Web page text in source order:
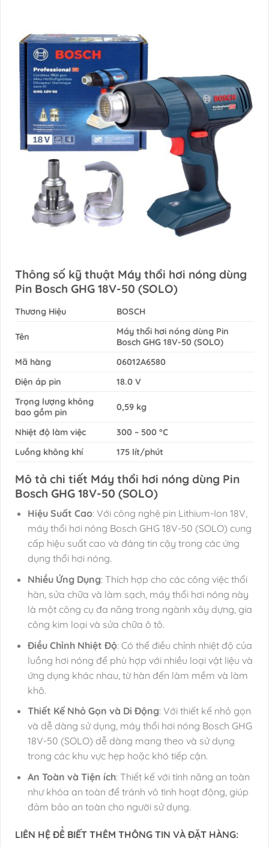
Thông số kỹ thuật Máy thổi hơi nóng dùng
Pin Bosch GHG 18V-50 (SOLO)
Thương Hiệu BOSCH
Tên
Máy thổi hơi nóng dùng Pin
Bosch GHG 18V-50 (SOLO)
Mã hàng
06012A6580
Điện áp pin
18.0 V
Trọng lượng không
bao gồm pin
0,59 kg
Nhiệt độ làm việc
300 – 500 °C
Luồng không khí
175 lít/phút
Mô tả chi tiết Máy thổi hơi nóng dùng Pin
Bosch GHG 18V-50 (SOLO)
Hiệu Suất Cao: Với công nghệ pin Lithium-Ion 18V,
máy thổi hơi nóng Bosch GHG 18V-50 (SOLO) cung
cấp hiệu suất cao và đáng tin cậy trong các ứng
dụng thổi hơi nóng.
Nhiều Ứng Dụng: Thích hợp cho các công việc thổi
hàn, sửa chữa và làm sạch, máy thổi hơi nóng này
là một công cụ đa năng trong ngành xây dựng, gia
công kim loại và sửa chữa ô tô.
Điều Chỉnh Nhiệt Độ: Có thể điều chỉnh nhiệt độ của
luồng hơi nóng để phù hợp với nhiều loại vật liệu và
ứng dụng khác nhau, từ hàn đến làm mềm và làm
khô.
Thiết Kế Nhỏ Gọn và Di Động: Với thiết kế nhỏ gọn
và dễ dàng sử dụng, máy thổi hơi nóng Bosch GHG
18V-50 (SOLO) dễ dàng mang theo và sử dụng
trong các khu vực hẹp hoặc khó tiếp cận.
An Toàn và Tiện ích: Thiết kế với tính năng an toàn
như khóa an toàn để tránh vô tình hoạt động, giúp
đảm bảo an toàn cho người sử dụng.
LIÊN HỆ ĐỂ BIẾT THÊM THÔNG TIN VÀ ĐẶT HÀNG: